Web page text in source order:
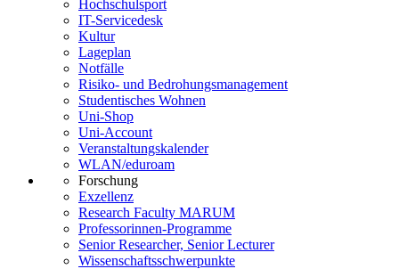
Hochschulsport
IT-Servicedesk
Kultur
Lageplan
Notfälle
Risiko- und Bedrohungsmanagement
Studentisches Wohnen
Uni-Shop
Uni-Account
Veranstaltungskalender
WLAN/eduroam
Forschung
Exzellenz
Research Faculty MARUM
Professorinnen-Programme
Senior Researcher, Senior Lecturer
Wissenschaftsschwerpunkte